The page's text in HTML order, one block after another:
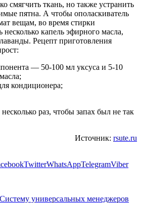
смягчить ткань, но также устранить
пятна. А чтобы ополаскиватель
вещам, во время стирки
несколько капель эфирного масла,
Рецепт приготовления
— 50-100 мл уксуса и 5-10
кондиционера;
раз, чтобы запах был не так
Источник: rsute.ru
TwitterWhatsAppTelegramViber
универсальных менеджеров